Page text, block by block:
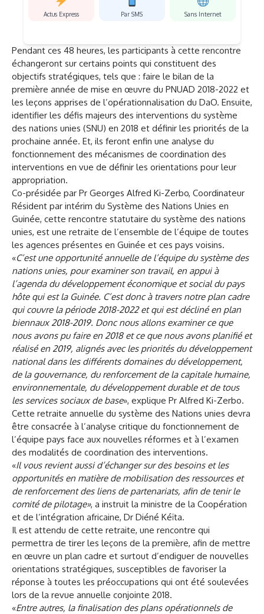
Actus Express Par SMS Sans Internet
Pendant ces 48 heures, les participants à cette rencontre
échangeront sur certains points qui constituent des
objectifs stratégiques, tels que : faire le bilan de la
première année de mise en œuvre du PNUAD 2018-2022 et
les leçons apprises de l’opérationnalisation du DaO. Ensuite,
identifier les défis majeurs des interventions du système
des nations unies (SNU) en 2018 et définir les priorités de la
prochaine année. Et, ils feront enfin une analyse du
fonctionnement des mécanismes de coordination des
interventions en vue de définir les orientations pour leur
appropriation.
Co-présidée par Pr Georges Alfred Ki-Zerbo, Coordinateur
Résident par intérim du Système des Nations Unies en
Guinée, cette rencontre statutaire du système des nations
unies, est une retraite de l’ensemble de l’équipe de toutes
les agences présentes en Guinée et ces pays voisins.
«C’est une opportunité annuelle de l’équipe du système des
nations unies, pour examiner son travail, en appui à
l’agenda du développement économique et social du pays
hôte qui est la Guinée. C’est donc à travers notre plan cadre
qui couvre la période 2018-2022 et qui est décliné en plan
biennaux 2018-2019. Donc nous allons examiner ce que
nous avons pu faire en 2018 et ce que nous avons planifié et
réalisé en 2019, alignés avec les priorités du développement
national dans les différents domaines du développement,
de la gouvernance, du renforcement de la capitale humaine,
environnementale, du développement durable et de tous
les services sociaux de base», explique Pr Alfred Ki-Zerbo.
Cette retraite annuelle du système des Nations unies devra
être consacrée à l’analyse critique du fonctionnement de
l’équipe pays face aux nouvelles réformes et à l’examen
des modalités de coordination des interventions.
«Il vous revient aussi d’échanger sur des besoins et les
opportunités en matière de mobilisation des ressources et
de renforcement des liens de partenariats, afin de tenir le
comité de pilotage», a instruit la ministre de la Coopération
et de l’intégration africaine, Dr Diéné Kéïta.
Il est attendu de cette retraite, une rencontre qui
permettra de tirer les leçons de la première, afin de mettre
en œuvre un plan cadre et surtout d’endiguer de nouvelles
orientations stratégiques, susceptibles de favoriser la
réponse à toutes les préoccupations qui ont été soulevées
lors de la revue annuelle conjointe 2018.
«Entre autres, la finalisation des plans opérationnels de